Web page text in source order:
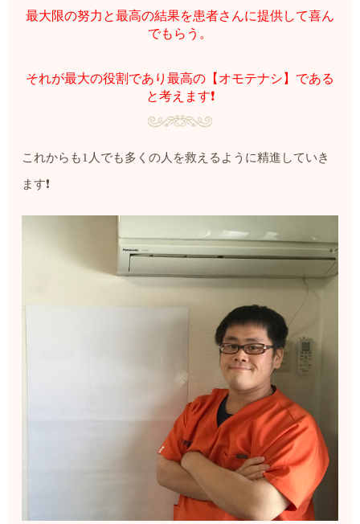
最大限の努力と最高の結果を患者さんに提供して喜ん
でもらう。
それが最大の役割であり最高の【オモテナシ】である
と考えます❗️
これからも1人でも多くの人を救えるように精進していき
ます❗️